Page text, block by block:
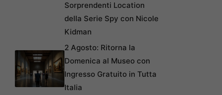
Sorprendenti Location
della Serie Spy con Nicole
Kidman
2 Agosto: Ritorna la
Domenica al Museo con
Ingresso Gratuito in Tutta
Italia